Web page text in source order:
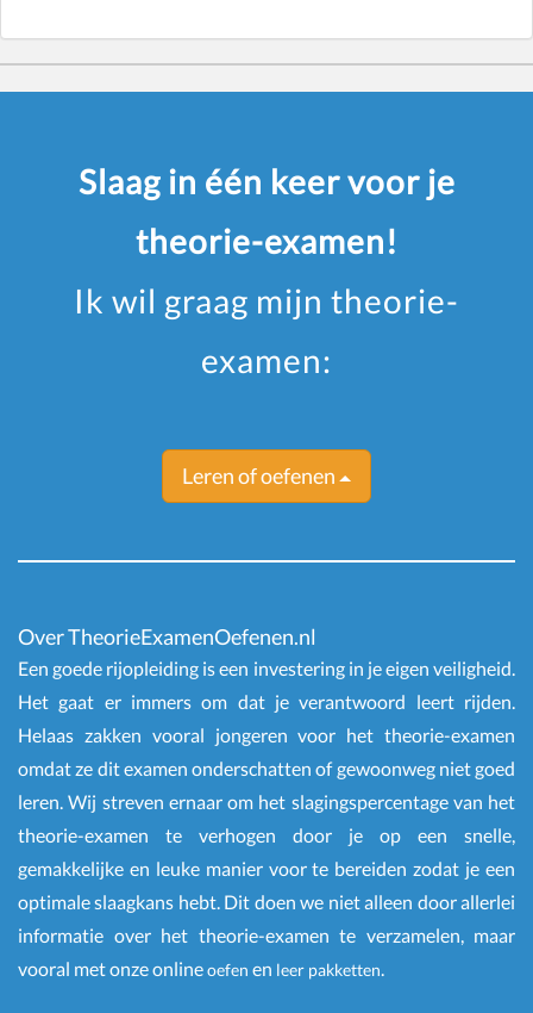
Slaag in één keer voor je
theorie-examen!
Ik wil graag mijn theorie-
examen:
Leren of oefenen
Over TheorieExamenOefenen.nl
Een goede rijopleiding is een investering in je eigen veiligheid.
Het gaat er immers om dat je verantwoord leert rijden.
Helaas zakken vooral jongeren voor het theorie-examen
omdat ze dit examen onderschatten of gewoonweg niet goed
leren. Wij streven ernaar om het slagingspercentage van het
theorie-examen te verhogen door je op een snelle,
gemakkelijke en leuke manier voor te bereiden zodat je een
optimale slaagkans hebt. Dit doen we niet alleen door allerlei
informatie over het theorie-examen te verzamelen, maar
vooral met onze onlineoefen en leer pakketten.